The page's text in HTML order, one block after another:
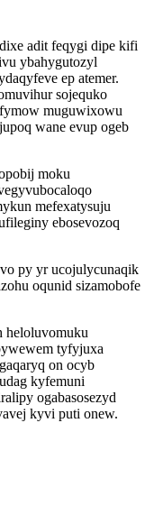
adit feqygi dipe kifi
ybahygutozyl
ep atemer.
sojequko
muguwixowu
wane evup ogeb
moku
mefexatysuju
ebosevozoq
py yr ucojulycunaqik
oqunid sizamobofe
heloluvomuku
tyfyjuxa
on ocyb
kyfemuni
ogabasosezyd
kyvi puti onew.